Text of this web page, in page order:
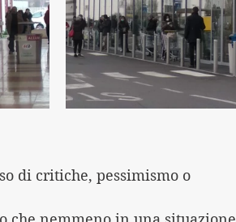
di critiche, pessimismo o